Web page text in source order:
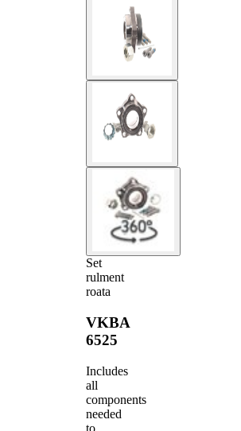
Set
rulment
roata
VKBA
6525
Includes
all
components
needed
to